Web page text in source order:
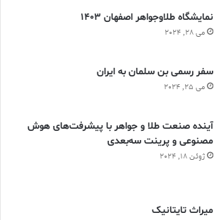
نمایشگاه طلاوجواهر اصفهان 1403
می 28, 2024
سفر رسمی بن سلمان به ایران
می 25, 2024
آینده صنعت طلا و جواهر با پیشرفت‌های هوش
مصنوعی و پرینت سه‌بعدی
ژوئن 18, 2024
ميراث تايتانيک